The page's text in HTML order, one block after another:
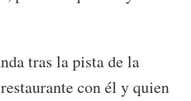
tras la pista de la
con él y quien